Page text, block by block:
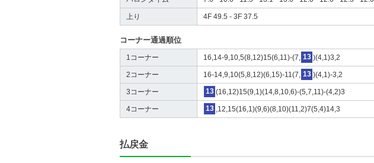
上り 4F 49.5 - 3F 37.5
コーナー通過順位
1コーナー 16,14-9,10,5(8,12)15(6,11)-(7, 13 )(4,1)3,2
2コーナー 16-14,9,10(5,8,12)(6,15)-11(7, 13 )(4,1)-3,2
3コーナー 13 (16,12)15(9,1)(14,8,10,6)-(5,7,11)-(4,2)3
4コーナー 13 ,12,15(16,1)(9,6)(8,10)(11,2)7(5,4)14,3
払戻金